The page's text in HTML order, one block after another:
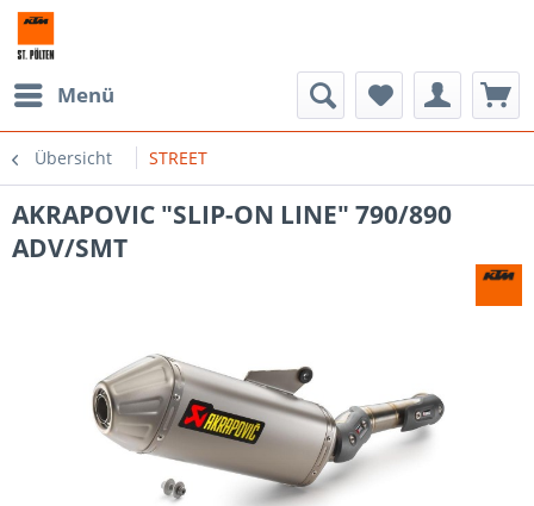
Menü
Übersicht STREET
AKRAPOVIC "SLIP-ON LINE" 790/890
ADV/SMT